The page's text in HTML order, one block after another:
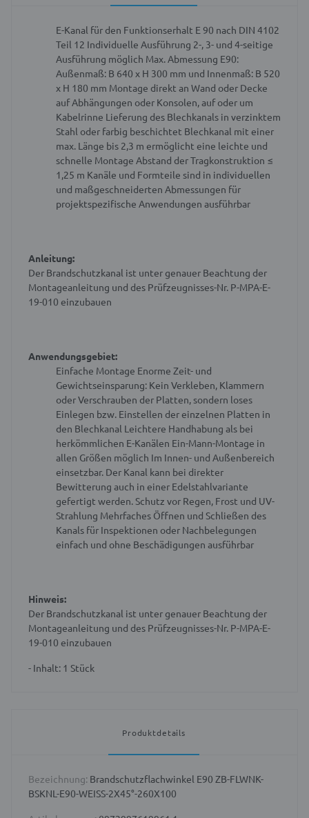
E-Kanal für den Funktionserhalt E 90 nach DIN 4102
Teil 12 Individuelle Ausführung 2-, 3- und 4-seitige
Ausführung möglich Max. Abmessung E90:
Außenmaß: B 640 x H 300 mm und Innenmaß: B 520
x H 180 mm Montage direkt an Wand oder Decke
auf Abhängungen oder Konsolen, auf oder um
Kabelrinne Lieferung des Blechkanals in verzinktem
Stahl oder farbig beschichtet Blechkanal mit einer
max. Länge bis 2,3 m ermöglicht eine leichte und
schnelle Montage Abstand der Tragkonstruktion ≤
1,25 m Kanäle und Formteile sind in individuellen
und maßgeschneiderten Abmessungen für
projektspezifische Anwendungen ausführbar
Anleitung:
Der Brandschutzkanal ist unter genauer Beachtung der
Montageanleitung und des Prüfzeugnisses-Nr. P-MPA-E-
19-010 einzubauen
Anwendungsgebiet:
Einfache Montage Enorme Zeit- und
Gewichtseinsparung: Kein Verkleben, Klammern
oder Verschrauben der Platten, sondern loses
Einlegen bzw. Einstellen der einzelnen Platten in
den Blechkanal Leichtere Handhabung als bei
herkömmlichen E-Kanälen Ein-Mann-Montage in
allen Größen möglich Im Innen- und Außenbereich
einsetzbar. Der Kanal kann bei direkter
Bewitterung auch in einer Edelstahlvariante
gefertigt werden. Schutz vor Regen, Frost und UV-
Strahlung Mehrfaches Öffnen und Schließen des
Kanals für Inspektionen oder Nachbelegungen
einfach und ohne Beschädigungen ausführbar
Hinweis:
Der Brandschutzkanal ist unter genauer Beachtung der
Montageanleitung und des Prüfzeugnisses-Nr. P-MPA-E-
19-010 einzubauen
- Inhalt: 1 Stück
Produktdetails
Bezeichnung: Brandschutzflachwinkel E90 ZB-FLWNK-
BSKNL-E90-WEISS-2X45°-260X100